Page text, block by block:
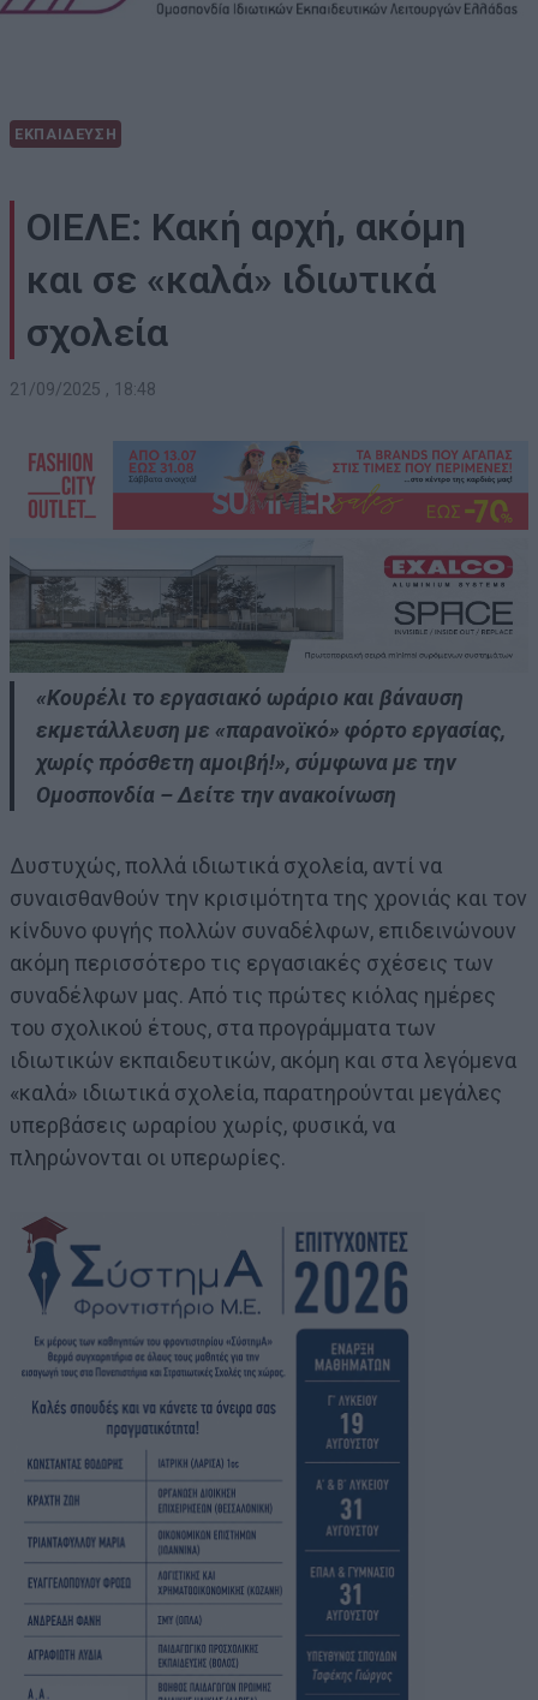
ΕΚΠΑΙΔΕΥΣΗ
ΟΙΕΛΕ: Κακή αρχή, ακόμη
και σε «καλά» ιδιωτικά
σχολεία
21/09/2025 , 18:48
«Κουρέλι το εργασιακό ωράριο και βάναυση
εκμετάλλευση με «παρανοϊκό» φόρτο εργασίας,
χωρίς πρόσθετη αμοιβή!», σύμφωνα με την
Ομοσπονδία – Δείτε την ανακοίνωση
Δυστυχώς, πολλά ιδιωτικά σχολεία, αντί να
συναισθανθούν την κρισιμότητα της χρονιάς και τον
κίνδυνο φυγής πολλών συναδέλφων, επιδεινώνουν
ακόμη περισσότερο τις εργασιακές σχέσεις των
συναδέλφων μας. Από τις πρώτες κιόλας ημέρες
του σχολικού έτους, στα προγράμματα των
ιδιωτικών εκπαιδευτικών, ακόμη και στα λεγόμενα
«καλά» ιδιωτικά σχολεία, παρατηρούνται μεγάλες
υπερβάσεις ωραρίου χωρίς, φυσικά, να
πληρώνονται οι υπερωρίες.